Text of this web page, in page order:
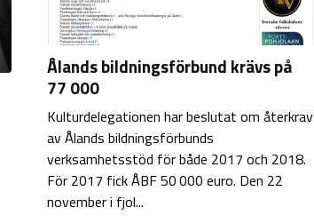
Ålands bildningsförbund krävs på
77 000
Kulturdelegationen har beslutat om återkrav
av Ålands bildningsförbunds
verksamhetsstöd för både 2017 och 2018.
För 2017 fick ÅBF 50 000 euro. Den 22
november i fjol...